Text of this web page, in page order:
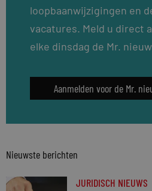
loopbaanwijzigingen en
vacatures. Meld u direct
elke dinsdag de Mr.
Aanmelden voor de Mr.
Nieuwste berichten
JURIDISCH NIEUWS